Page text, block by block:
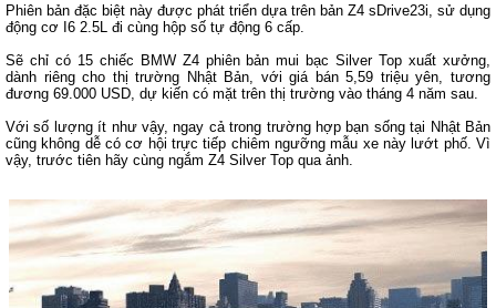
Phiên bản đặc biệt này được phát triển dựa trên bản Z4 sDrive23i, sử dụng
động cơ I6 2.5L đi cùng hộp số tự động 6 cấp.
Sẽ chỉ có 15 chiếc BMW Z4 phiên bản mui bạc Silver Top xuất xưởng,
dành riêng cho thị trường Nhật Bản, với giá bán 5,59 triệu yên, tương
đương 69.000 USD, dự kiến có mặt trên thị trường vào tháng 4 năm sau.
Với số lượng ít như vậy, ngay cả trong trường hợp bạn sống tại Nhật Bản
cũng không dễ có cơ hội trực tiếp chiêm ngưỡng mẫu xe này lướt phố. Vì
vậy, trước tiên hãy cùng ngắm Z4 Silver Top qua ảnh.